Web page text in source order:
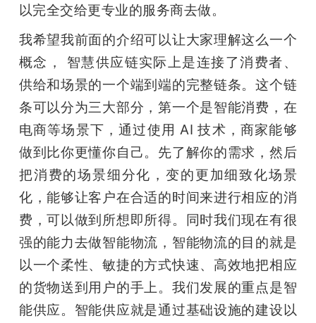
以完全交给更专业的服务商去做。
我希望我前面的介绍可以让大家理解这么一个
概念， 智慧供应链实际上是连接了消费者、
供给和场景的一个端到端的完整链条。这个链
条可以分为三大部分，第一个是智能消费，在
电商等场景下，通过使用 AI 技术，商家能够
做到比你更懂你自己。先了解你的需求，然后
把消费的场景细分化，变的更加细致化场景
化，能够让客户在合适的时间来进行相应的消
费，可以做到所想即所得。同时我们现在有很
强的能力去做智能物流，智能物流的目的就是
以一个柔性、敏捷的方式快速、高效地把相应
的货物送到用户的手上。我们发展的重点是智
能供应。智能供应就是通过基础设施的建设以